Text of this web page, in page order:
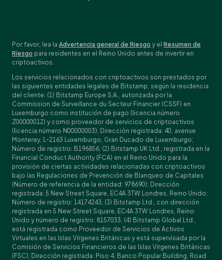
Por favor, lea la Advertencia general de Riesgo y el Resumen de
Riesgo para residentes en el Reino Unido antes de invertir en
criptoactivos.
Los servicios relacionados con criptoactivos son prestados por
las siguientes entidades legales de Bitstamp, según la residencia
del cliente: (1) Bitstamp Europe S.A., autorizada por la
Commission de Surveillance du Secteur Financier (CSSF) en
Luxemburgo como institución de pago (licencia número
Z00000012) y como proveedor de servicios de criptoactivos
(licencia número N00000003); Dirección registrada: 40, avenue
Monterey, L-2163 Luxemburgo, Gran Ducado de Luxemburgo;
Número de registro: B196856; (2) Bitstamp UK Ltd., registrada en la
Financial Conduct Authority (FCA) en el Reino Unido para la
provisión de ciertas actividades relacionadas con criptoactivos
bajo las Regulaciones de Prevención de Blanqueo de Capitales
(Número de referencia de la entidad: 978690); Dirección
registrada: 5 New Street Square, EC4A 3TW Londres, Reino Unido;
Número de registro: 14174243; (3) Bitstamp Ltd., con dirección
registrada en 5 New Street Square, EC4A 3TW Londres, Reino
Unido y número de registro: 8157033; (4) Bitstamp Global Ltd.,
está registrada como Proveedor de Servicios de Activos
Virtuales en las Islas Vírgenes Británicas y está supervisada por la
Comisión de Servicios Financieros de las Islas Vírgenes Británicas
(FSC); Dirección registrada: Piso 4, Banco Popular Building, Road